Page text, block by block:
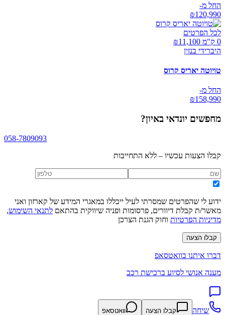
החל מ-
₪120,990
לכל הפרטים
0 ק"מ ₪
11,100
היברידי בנזין
טויוטה יאריס קרוס
החל מ-
₪158,990
מחפשים יונדאי באיון?
058-7809093
קבלו הצעות עכשיו – ללא התחייבות
ידוע לי שהפרטים שמסרתי לעיל ייכללו במאגרי המידע של קארזון ואני
מאשר/ת קבלת דיוורים, פרסומות ופניה שיווקית בהתאם לתנאי השימוש,
מדיניות הפרטיות וחוק הגנת הצרכן
קבלו הצעה
דברו איתנו בוואטסאפ
מענה אנושי לסיוע ברכישת רכב
שיחה קבלו הצעה וואטסאפ